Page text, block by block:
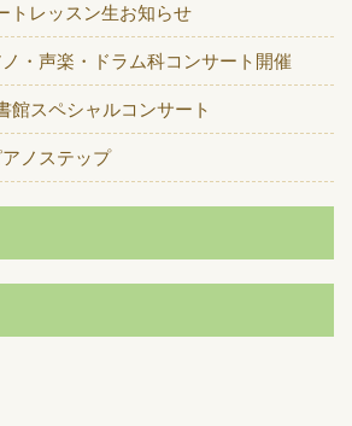
トレッスン生お知らせ
・声楽・ドラム科コンサート開催
館スペシャルコンサート
ノステップ